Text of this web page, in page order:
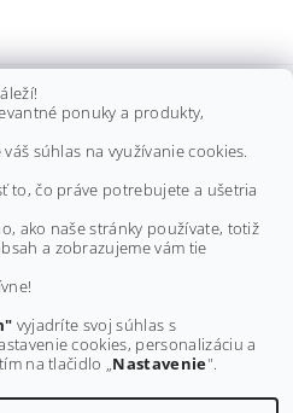
časť - od spoločnosti Access -
vďaka čomu je veľmi
k tejto položke.
ponuky a produkty,
súhlas na využívanie cookies.
to, čo práve potrebujete a ušetria
ako naše stránky používate, totiž
a zobrazujeme vám tie
vyjadríte svoj súhlas s
cookies, personalizáciu a
na tlačidlo „Nastavenie".